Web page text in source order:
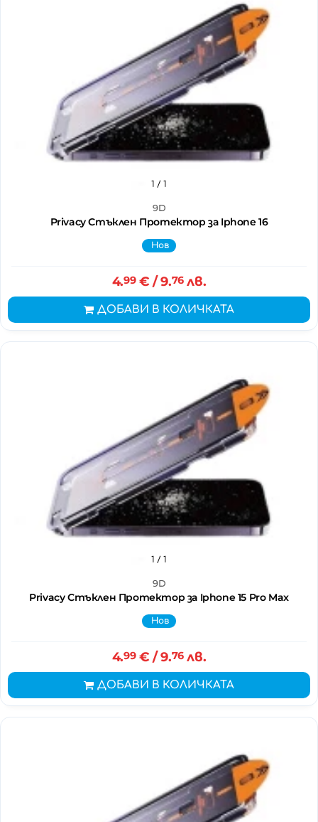
9D
Privacy Стъклен Протектор за Iphone 16
1 / 1
Нов
4.99€ / 9.76лв.
ДОБАВИ В КОЛИЧКАТА
9D
Privacy Стъклен Протектор за Iphone 15 Pro Max
1 / 1
Нов
4.99€ / 9.76лв.
ДОБАВИ В КОЛИЧКАТА